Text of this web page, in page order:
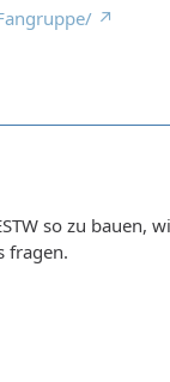
so zu bauen,
fragen.